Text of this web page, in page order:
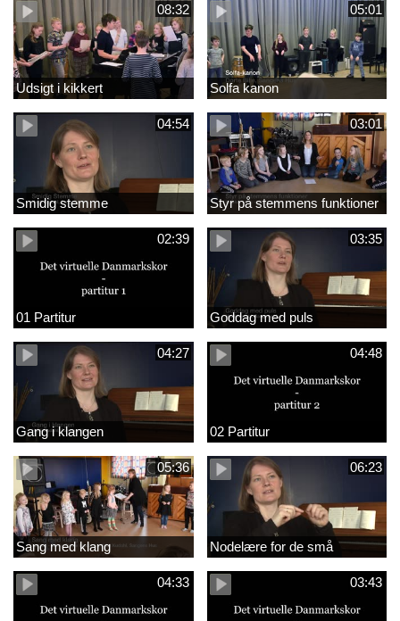
08:32
Udsigt i kikkert
05:01
Solfa kanon
04:54
Smidig stemme
03:01
Styr på stemmens funktioner
02:39
01 Partitur
03:35
Goddag med puls
04:27
Gang i klangen
04:48
02 Partitur
05:36
Sang med klang
06:23
Nodelære for de små
04:33 03:43